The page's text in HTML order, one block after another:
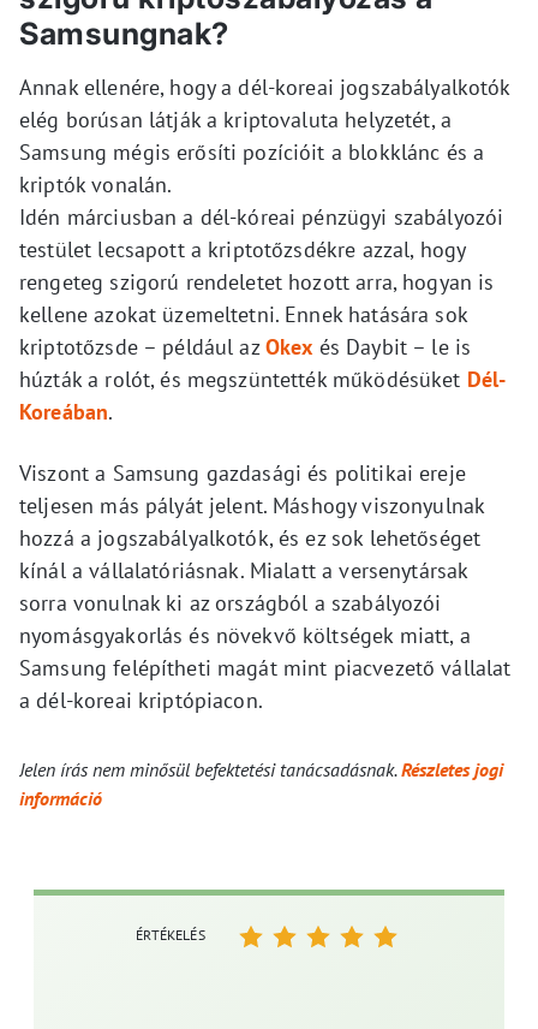
Samsungnak?
Annak ellenére, hogy a dél-koreai jogszabályalkotók
elég borúsan látják a kriptovaluta helyzetét, a
Samsung mégis erősíti pozícióit a blokklánc és a
kriptók vonalán.
Idén márciusban a dél-kóreai pénzügyi szabályozói
testület lecsapott a kriptotőzsdékre azzal, hogy
rengeteg szigorú rendeletet hozott arra, hogyan is
kellene azokat üzemeltetni. Ennek hatására sok
kriptotőzsde – például azOkex és Daybit – le is
húzták a rolót, és megszüntették működésüket Dél-
Koreában.
Viszont a Samsung gazdasági és politikai ereje
teljesen más pályát jelent. Máshogy viszonyulnak
hozzá a jogszabályalkotók, és ez sok lehetőséget
kínál a vállalatóriásnak. Mialatt a versenytársak
sorra vonulnak ki az országból a szabályozói
nyomásgyakorlás és növekvő költségek miatt, a
Samsung felépítheti magát mint piacvezető vállalat
a dél-koreai kriptópiacon.
Jelen írás nem minősül befektetési tanácsadásnak.Részletes jogi
információ
ÉRTÉKELÉS